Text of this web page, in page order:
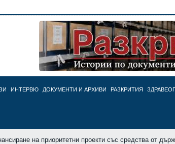
ИНТЕРВЮ ДОКУМЕНТИ И АРХИВИ РАЗКРИТИЯ
на приоритетни проекти със средства от